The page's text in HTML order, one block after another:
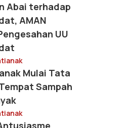
Abai terhadap
AMAN
UU
Mulai Tata
Sampah